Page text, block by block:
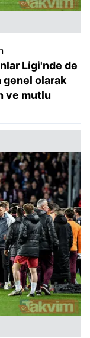
Ligi'nde de
genel olarak
ve mutlu